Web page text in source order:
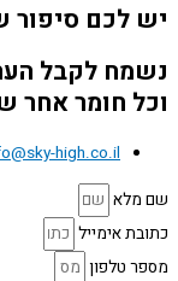
יש לכם
נשמח לקבל
וכל חומר אחר
high.co.il
שם מלא
כתובת אימייל
מספר טלפון